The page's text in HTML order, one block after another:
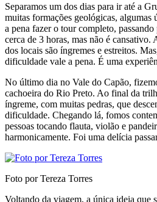
Separamos um dos dias para ir até a
muitas formações geológicas, algumas
a pena fazer o tour completo,
cerca de 3 horas, mas não é
dos locais são íngremes e estreitos.
dificuldade vale a pena. É uma
No último dia no Vale do Capão,
cachoeira do Rio Preto. Ao final da
íngreme, com muitas pedras, que
dificuldade. Chegando lá, fomos
pessoas tocando flauta, violão e
harmonicamente. Foi uma delícia
Foto por Tereza Torres
Voltando da viagem, a única ideia que